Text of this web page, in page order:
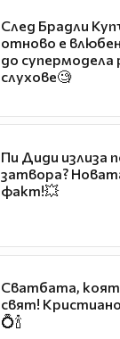
След Брадли
отново е
до супермодела
слухове🧐
Пи Диди излиза
затвора?
факт!💥
Сватбата,
свят!
💍🍾